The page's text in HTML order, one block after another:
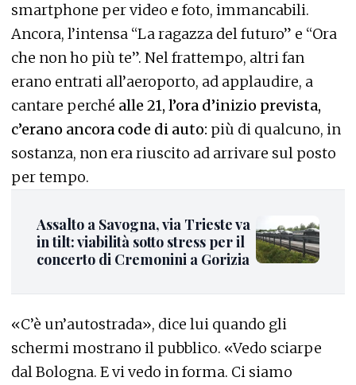
smartphone per video e foto, immancabili.
Ancora, l’intensa “La ragazza del futuro” e “Ora
che non ho più te”. Nel frattempo, altri fan
erano entrati all’aeroporto, ad applaudire, a
cantare perché alle 21, l’ora d’inizio prevista,
c’erano ancora code di auto: più di qualcuno, in
sostanza, non era riuscito ad arrivare sul posto
per tempo.
Assalto a Savogna, via Trieste va
in tilt: viabilità sotto stress per il
concerto di Cremonini a Gorizia
«C’è un’autostrada», dice lui quando gli
schermi mostrano il pubblico. «Vedo sciarpe
dal Bologna. E vi vedo in forma. Ci siamo